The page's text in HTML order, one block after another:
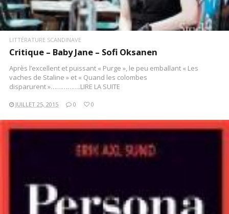
LITTÉRATURE SCANDINAVE
Critique – Baby Jane – Sofi Oksanen
Après l’excellent et puissant « Purge », le peu emballant « Les
vaches de Staline » et « Quand les colombes
disparurent »…………….LIRE LA SUITE
JUILLET 25, 2015 0 0